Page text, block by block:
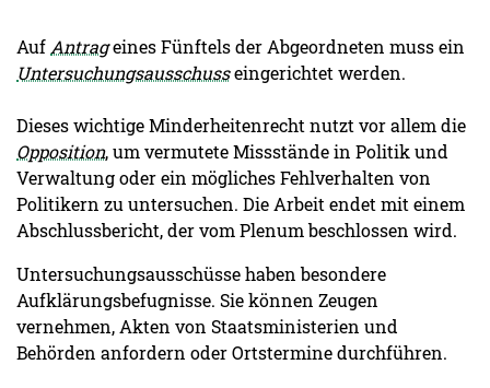
Auf Antrageines Fünftels der Abgeordneten muss ein
Untersuchungsausschusseingerichtet werden.
Dieses wichtige Minderheitenrecht nutzt vor allem die
Opposition, um vermutete Missstände in Politik und
Verwaltung oder ein mögliches Fehlverhalten von
Politikern zu untersuchen. Die Arbeit endet mit einem
Abschlussbericht, der vom Plenum beschlossen wird.
Untersuchungsausschüsse haben besondere
Aufklärungsbefugnisse. Sie können Zeugen
vernehmen, Akten von Staatsministerien und
Behörden anfordern oder Ortstermine durchführen.